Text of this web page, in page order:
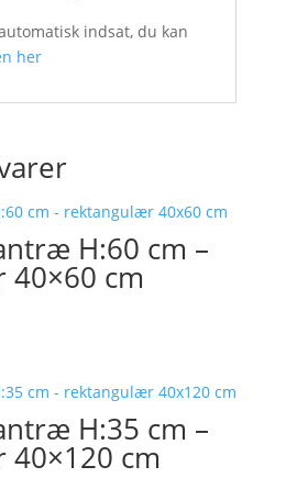
indsat, du kan
her
H:60 cm –
cm
H:35 cm –
cm